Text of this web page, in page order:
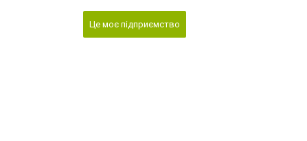
Це моє підприємство